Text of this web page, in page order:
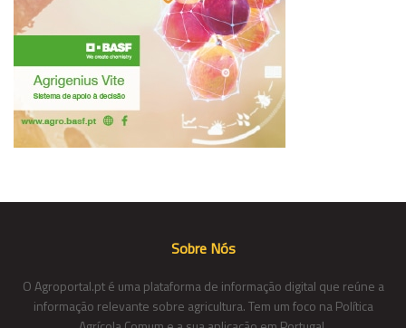
Sobre Nós
O Agroportal.pt é uma plataforma de informação digital que reúne a
informação relevante sobre agricultura. Tem um foco na Política